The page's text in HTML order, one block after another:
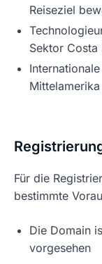
Reiseziel
Sektor Costa
Für die
bestimmte
Die Domain
vorgesehen